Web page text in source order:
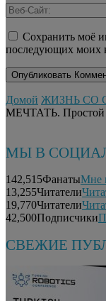
Сохранить моё
последующих моих
Домой ЖИЗНЬ СО
МЕЧТАТЬ. Простой
МЫ В
142,515ФанатыМне
13,255Читатели
19,770Читатели
42,500Подписчики
СВЕЖИЕ